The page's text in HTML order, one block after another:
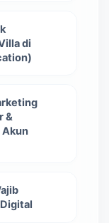
di
&
Akun